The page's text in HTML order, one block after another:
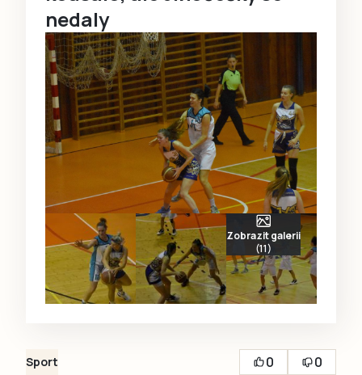
nedaly
Zobrazit galerii
(11)
Sport 0
0